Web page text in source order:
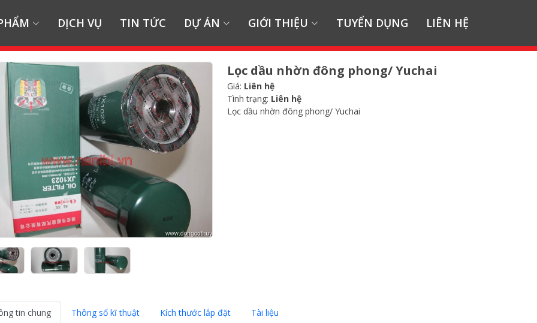
DỊCH VỤ TIN TỨC DỰ ÁN GIỚI THIỆU TUYỂN DỤNG LIÊN HỆ
Lọc dầu nhờn đông phong/ Yuchai
Giá: Liên hệ
Tình trạng: Liên hệ
Lọc dầu nhờn đông phong/ Yuchai
tin chung Thông số kĩ thuật Kích thước lắp đặt Tài liệu